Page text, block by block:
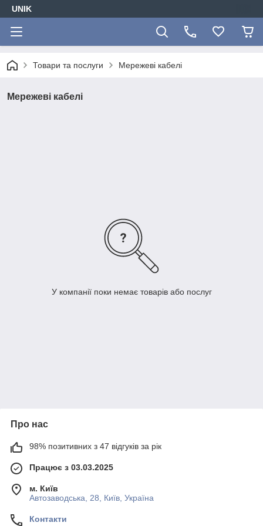
UNIK
Товари та послуги Мережеві кабелі
Мережеві кабелі
У компанії поки немає товарів або послуг
Про нас
98% позитивних з 47 відгуків за рік
Працює з 03.03.2025
м. Київ
Автозаводська, 28, Київ, Україна
Контакти